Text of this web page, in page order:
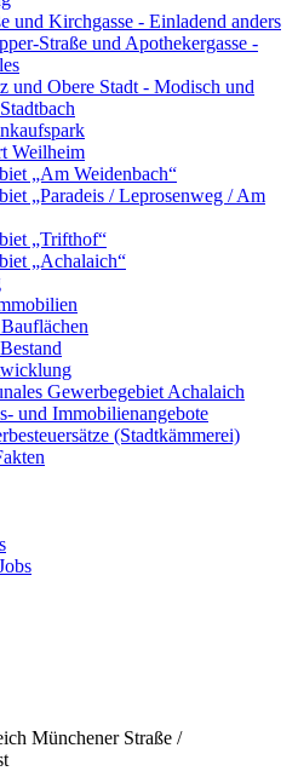
und Kirchgasse - Einladend anders
Straße und Apothekergasse -
und Obere Stadt - Modisch und
Weilheim
„Am Weidenbach“
„Paradeis / Leprosenweg / Am
„Trifthof“
„Achalaich“
Gewerbegebiet Achalaich
und Immobilienangebote
(Stadtkämmerei)
Münchener Straße /